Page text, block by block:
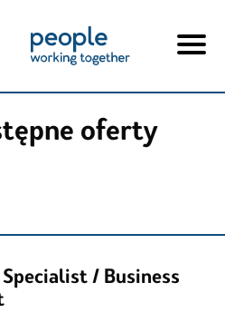
oferty
/ Business